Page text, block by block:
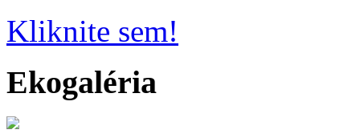
Kliknite sem!
Ekogaléria